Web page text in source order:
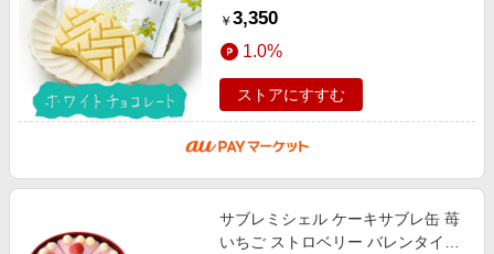
せ 老舗 バターサンド お中元 ギフ
￥ 3,350
1.0%
ストアにすすむ
サブレミシェル ケーキサブレ缶 苺
いちご ストロベリー バレンタイン